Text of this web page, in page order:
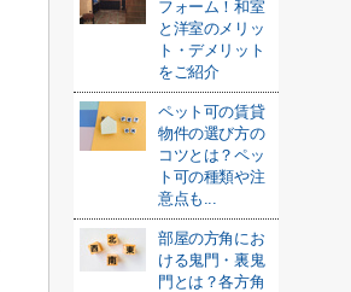
フォーム！和室
と洋室のメリッ
ト・デメリット
をご紹介
ペット可の賃貸
物件の選び方の
コツとは？ペッ
ト可の種類や注
意点も...
部屋の方角にお
ける鬼門・裏鬼
門とは？各方角